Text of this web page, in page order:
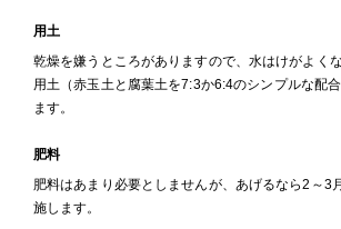
用土
乾燥を嫌うところがありますので、水はけがよく
用土（赤玉土と腐葉土を7:3か6:4のシンプルな配
ます。
肥料
肥料はあまり必要としませんが、あげるなら2～3
施します。